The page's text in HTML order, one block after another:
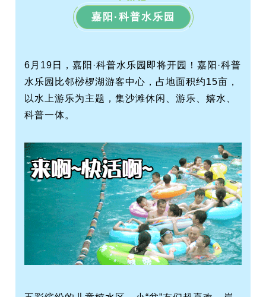
嘉阳·科普水乐园
6月19日，嘉阳·科普水乐园即将开园！嘉阳·科普
水乐园比邻桫椤湖游客中心，占地面积约15亩，
以水上游乐为主题，集沙滩休闲、游乐、嬉水、
科普一体。